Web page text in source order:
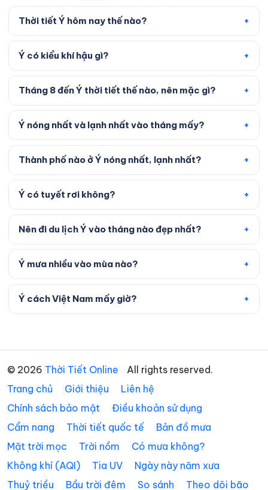
Thời tiết Ý hôm nay thế nào?
Ý có kiểu khí hậu gì?
Tháng 8 đến Ý thời tiết thế nào, nên mặc gì?
Ý nóng nhất và lạnh nhất vào tháng mấy?
Thành phố nào ở Ý nóng nhất, lạnh nhất?
Ý có tuyết rơi không?
Nên đi du lịch Ý vào tháng nào đẹp nhất?
Ý mưa nhiều vào mùa nào?
Ý cách Việt Nam mấy giờ?
© 2026 Thời Tiết Online
All rights reserved.
Trang chủ
Giới thiệu
Liên hệ
Chính sách bảo mật
Điều khoản sử dụng
Cẩm nang
Thời tiết quốc tế
Bản đồ mưa
Mặt trời mọc
Trời nồm
Có mưa không?
Không khí (AQI)
Tia UV
Ngày này năm xưa
Thuỷ triều
Bầu trời đêm So sánh Theo dõi bão